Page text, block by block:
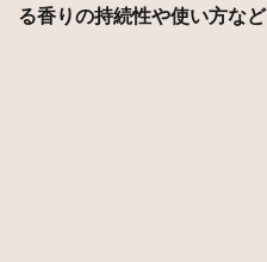
る香りの持続性や使い方など